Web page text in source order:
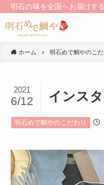
明石の味を全国へお届けす
ホーム 明石めで鯛やのこだ
インス
2021
6/12
明石めで鯛やのこだわり